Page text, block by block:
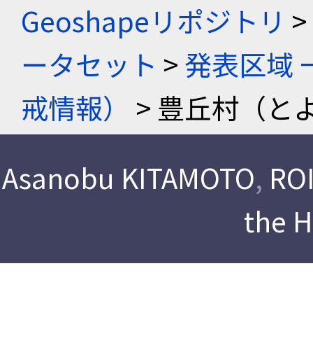
Geoshapeリポジトリ >
ータセット >発表区域
戒情報）
> 豊丘村（と
Asanobu KITAMOTO,
the